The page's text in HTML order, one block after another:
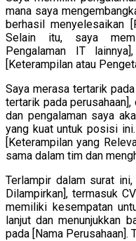
mana saya
berhasil menyelesaikan
Selain itu, saya
Pengalaman IT
[Keterampilan atau
Saya merasa tertarik
tertarik pada
dan pengalaman saya
yang kuat untuk posisi
[Keterampilan yang
sama dalam tim dan
Terlampir dalam surat
Dilampirkan], termasuk
memiliki kesempatan
lanjut dan menunjukkan
pada [Nama Perusahaan].